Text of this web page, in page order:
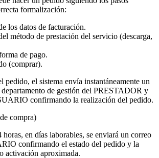
formalización:
los datos de facturación.
método de prestación del servicio (descarga,
de pago.
(comprar).
pedido, el sistema envía instantáneamente un
de gestión del PRESTADOR y
confirmando la realización del pedido.
compra)
en días laborables, se enviará un correo
confirmando el estado del pedido y la
activación aproximada.